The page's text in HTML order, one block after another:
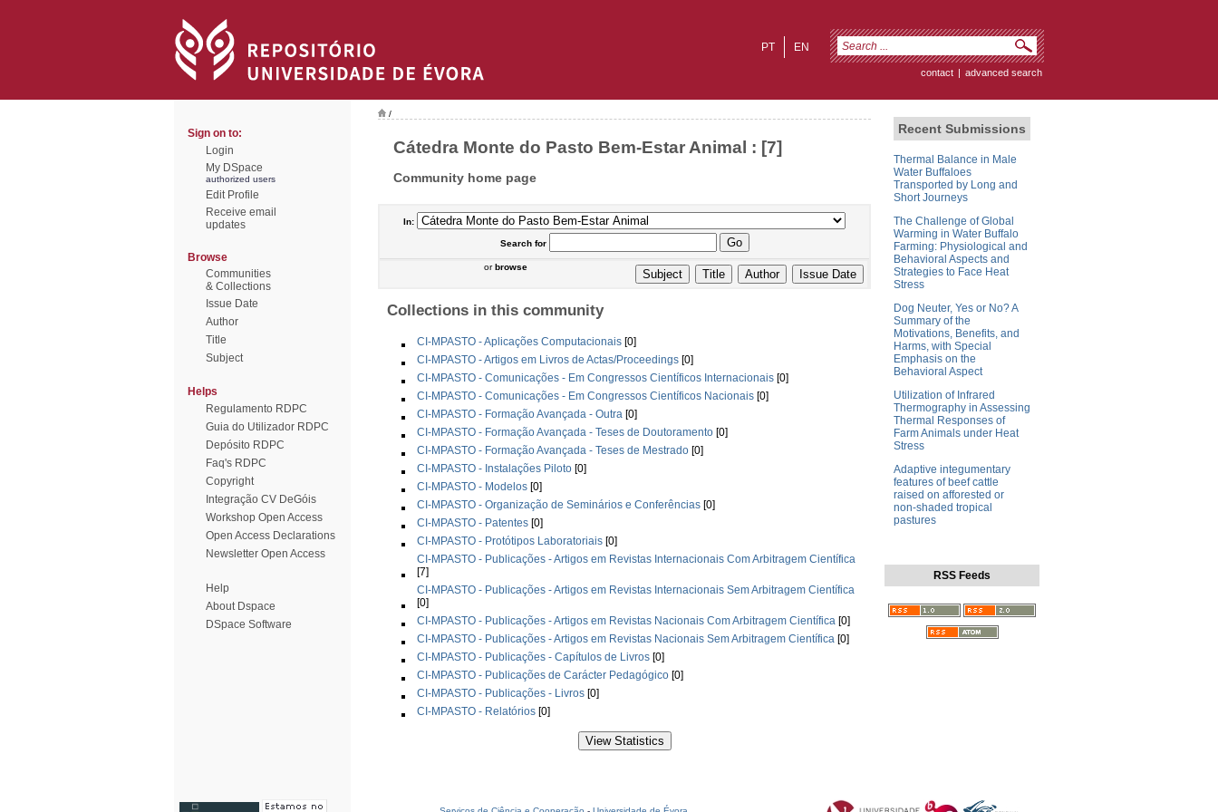
EN
PT
contact | advanced search
Sign on to:
Login
My DSpace
authorized users
Edit Profile
Receive email
updates
Browse
Communities
& Collections
Issue Date
Author
Title
Subject
Helps
Regulamento RDPC
Guia do Utilizador RDPC
Depósito RDPC
Faq's RDPC
Copyright
Integração CV DeGóis
Workshop Open Access
Open Access Declarations
Newsletter Open Access
Help
About Dspace
DSpace Software
/
Cátedra Monte do Pasto Bem-Estar Animal : [7]
Community home page
In:
Searchfor
orbrowse
Collections in this community
CI-MPASTO - Aplicações Computacionais [0]
CI-MPASTO - Artigos em Livros de Actas/Proceedings [0]
CI-MPASTO - Comunicações - Em Congressos Científicos Internacionais [0]
CI-MPASTO - Comunicações - Em Congressos Científicos Nacionais [0]
CI-MPASTO - Formação Avançada - Outra [0]
CI-MPASTO - Formação Avançada - Teses de Doutoramento [0]
CI-MPASTO - Formação Avançada - Teses de Mestrado [0]
CI-MPASTO - Instalações Piloto [0]
CI-MPASTO - Modelos [0]
CI-MPASTO - Organização de Seminários e Conferências [0]
CI-MPASTO - Patentes [0]
CI-MPASTO - Protótipos Laboratoriais [0]
CI-MPASTO - Publicações - Artigos em Revistas Internacionais Com Arbitragem Científica
[7]
CI-MPASTO - Publicações - Artigos em Revistas Internacionais Sem Arbitragem Científica
[0]
CI-MPASTO - Publicações - Artigos em Revistas Nacionais Com Arbitragem Científica [0]
CI-MPASTO - Publicações - Artigos em Revistas Nacionais Sem Arbitragem Científica [0]
CI-MPASTO - Publicações - Capítulos de Livros [0]
CI-MPASTO - Publicações de Carácter Pedagógico [0]
CI-MPASTO - Publicações - Livros [0]
CI-MPASTO - Relatórios [0]
Recent Submissions
Thermal Balance in Male
Water Buffaloes
Transported by Long and
Short Journeys
The Challenge of Global
Warming in Water Buffalo
Farming: Physiological and
Behavioral Aspects and
Strategies to Face Heat
Stress
Dog Neuter, Yes or No? A
Summary of the
Motivations, Benefits, and
Harms, with Special
Emphasis on the
Behavioral Aspect
Utilization of Infrared
Thermography in Assessing
Thermal Responses of
Farm Animals under Heat
Stress
Adaptive integumentary
features of beef cattle
raised on afforested or
non‑shaded tropical
pastures
RSS Feeds